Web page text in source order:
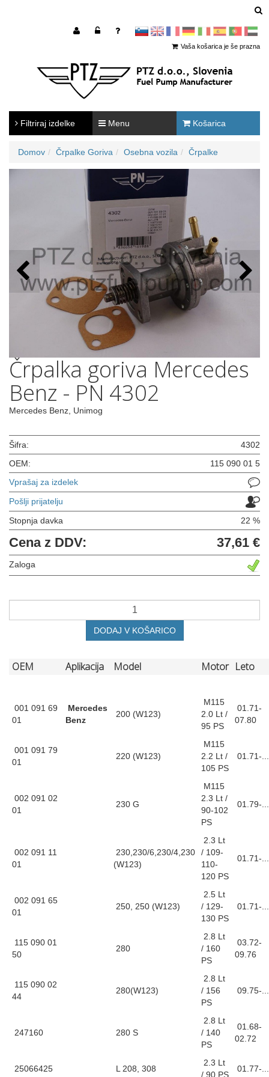
sl en francoščina
Nemščina
Italijanščina
Španščina
PortugalArabščina
Vaša košarica je še prazna
Filtriraj izdelke Menu Košarica
Domov Črpalke Goriva Osebna vozila Črpalke
Črpalka goriva Mercedes
Benz - PN 4302
Mercedes Benz, Unimog
Šifra:
4302
OEM:
115 090 01 5
Vprašaj za izdelek
Pošlji prijatelju
Stopnja davka 22 %
Cena z DDV: 37,61 €
Zaloga
DODAJ V KOŠARICO
OEM Aplikacija Model Motor Leto
001 091 69
01
Mercedes
Benz
200 (W123)
M115
2.0 Lt /
95 PS
01.71-
07.80
001 091 79
01
220 (W123)
M115
2.2 Lt /
105 PS
01.71-...
002 091 02
01
230 G
M115
2.3 Lt /
90-102
PS
01.79-...
002 091 11
01
230,230/6,230/4,230
(W123)
2.3 Lt
/ 109-
110-
120 PS
01.71-...
002 091 65
01
250, 250 (W123)
2.5 Lt
/ 129-
130 PS
01.71-...
115 090 01
50
280
2.8 Lt
/ 160
PS
03.72-
09.76
115 090 02
44
280(W123)
2.8 Lt
/ 156
PS
09.75-...
247160 280 S
2.8 Lt
/ 140
PS
01.68-
02.72
25066425 L 208, 308
2.3 Lt
/ 90 PS
01.77-...